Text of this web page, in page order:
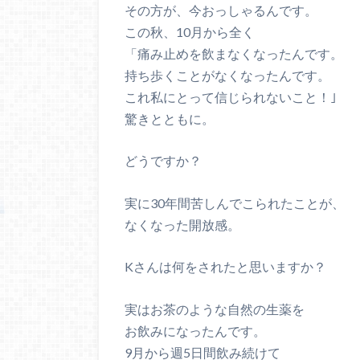
その方が、今おっしゃるんです。
この秋、10月から全く
「痛み止めを飲まなくなったんです。
持ち歩くことがなくなったんです。
これ私にとって信じられないこと！｣
驚きとともに。
どうですか？
実に30年間苦しんでこられたことが、
なくなった開放感。
Kさんは何をされたと思いますか？
実はお茶のような自然の生薬を
お飲みになったんです。
9月から週5日間飲み続けて